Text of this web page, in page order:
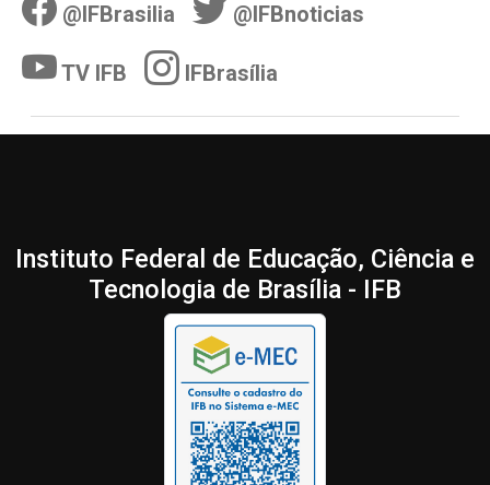
@IFBrasilia @IFBnoticias
TV IFB IFBrasília
Instituto Federal de Educação, Ciência e
Tecnologia de Brasília - IFB